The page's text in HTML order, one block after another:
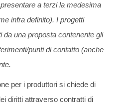
a terzi la medesima
infra definito). I progetti
una proposta contenente gli
punti di contatto (anche
per i produttori si chiede di
diritti attraverso contratti di